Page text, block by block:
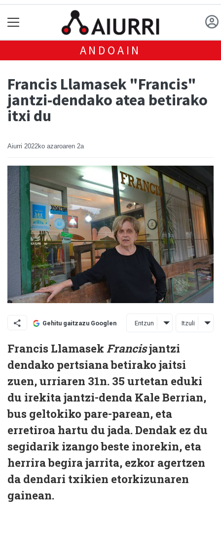
ANDOAIN
Francis Llamasek "Francis"
jantzi-dendako atea betirako
itxi du
Aiurri 2022ko azaroaren 2a
Gehitu gaitzazu Googlen Entzun Itzuli
Francis Llamasek Francisjantzi
dendako pertsiana betirako jaitsi
zuen, urriaren 31n. 35 urtetan eduki
du irekita jantzi-denda Kale Berrian,
bus geltokiko pare-parean, eta
erretiroa hartu du jada. Dendak ez du
segidarik izango beste inorekin, eta
herrira begira jarrita, ezkor agertzen
da dendari txikien etorkizunaren
gainean.